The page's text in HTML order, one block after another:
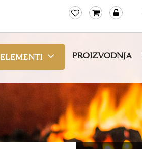
ELEMENTI PROIZVODNJA